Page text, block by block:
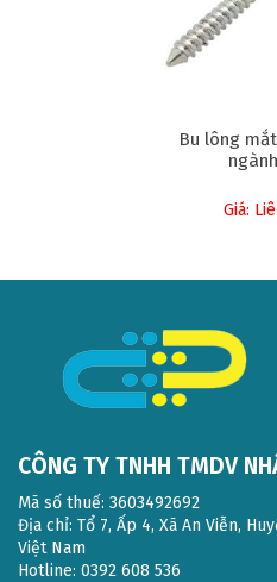
Bu lông
Giá:
CÔNG TY TNHH TMDV
Mã số thuế: 3603492692
Địa chỉ: Tổ 7, Ấp 4, Xã An Viễn,
Việt Nam
Hotline: 0392 608 536